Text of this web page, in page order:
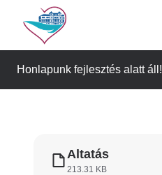
tartalomra
Honlapunk fejlesztés alatt áll!
Altatás
213.31 KB